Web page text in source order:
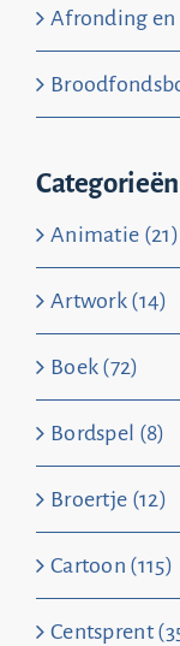
Afronding
Categorieën
Animatie (21)
Artwork (14)
Boek (72)
Bordspel (8)
Broertje (12)
Cartoon (115)
Centsprent